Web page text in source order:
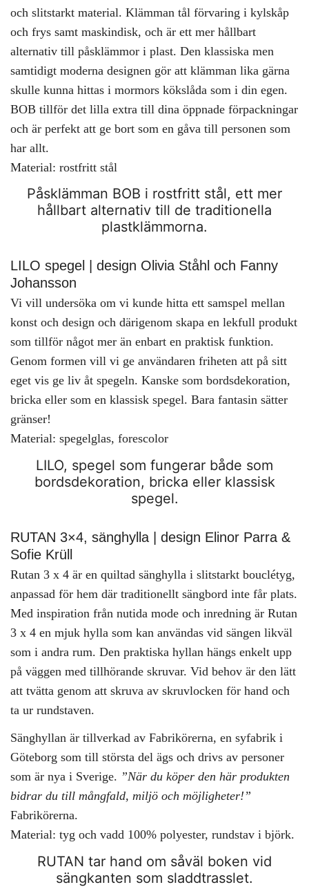
och slitstarkt material. Klämman tål förvaring i kylskåp
och frys samt maskindisk, och är ett mer hållbart
alternativ till påsklämmor i plast. Den klassiska men
samtidigt moderna designen gör att klämman lika gärna
skulle kunna hittas i mormors kökslåda som i din egen.
BOB tillför det lilla extra till dina öppnade förpackningar
och är perfekt att ge bort som en gåva till personen som
har allt.
Material: rostfritt stål
Påsklämman BOB i rostfritt stål, ett mer
hållbart alternativ till de traditionella
plastklämmorna.
LILO spegel | design Olivia Ståhl och Fanny
Johansson
Vi vill undersöka om vi kunde hitta ett samspel mellan
konst och design och därigenom skapa en lekfull produkt
som tillför något mer än enbart en praktisk funktion.
Genom formen vill vi ge användaren friheten att på sitt
eget vis ge liv åt spegeln. Kanske som bordsdekoration,
bricka eller som en klassisk spegel. Bara fantasin sätter
gränser!
Material: spegelglas, forescolor
LILO, spegel som fungerar både som
bordsdekoration, bricka eller klassisk
spegel.
RUTAN 3×4, sänghylla | design Elinor Parra &
Sofie Krüll
Rutan 3 x 4 är en quiltad sänghylla i slitstarkt bouclétyg,
anpassad för hem där traditionellt sängbord inte får plats.
Med inspiration från nutida mode och inredning är Rutan
3 x 4 en mjuk hylla som kan användas vid sängen likväl
som i andra rum. Den praktiska hyllan hängs enkelt upp
på väggen med tillhörande skruvar. Vid behov är den lätt
att tvätta genom att skruva av skruvlocken för hand och
ta ur rundstaven.
Sänghyllan är tillverkad av Fabrikörerna, en syfabrik i
Göteborg som till största del ägs och drivs av personer
som är nya i Sverige. ”När du köper den här produkten
bidrar du till mångfald, miljö och möjligheter!”
Fabrikörerna.
Material: tyg och vadd 100% polyester, rundstav i björk.
RUTAN tar hand om såväl boken vid
sängkanten som sladdtrasslet.